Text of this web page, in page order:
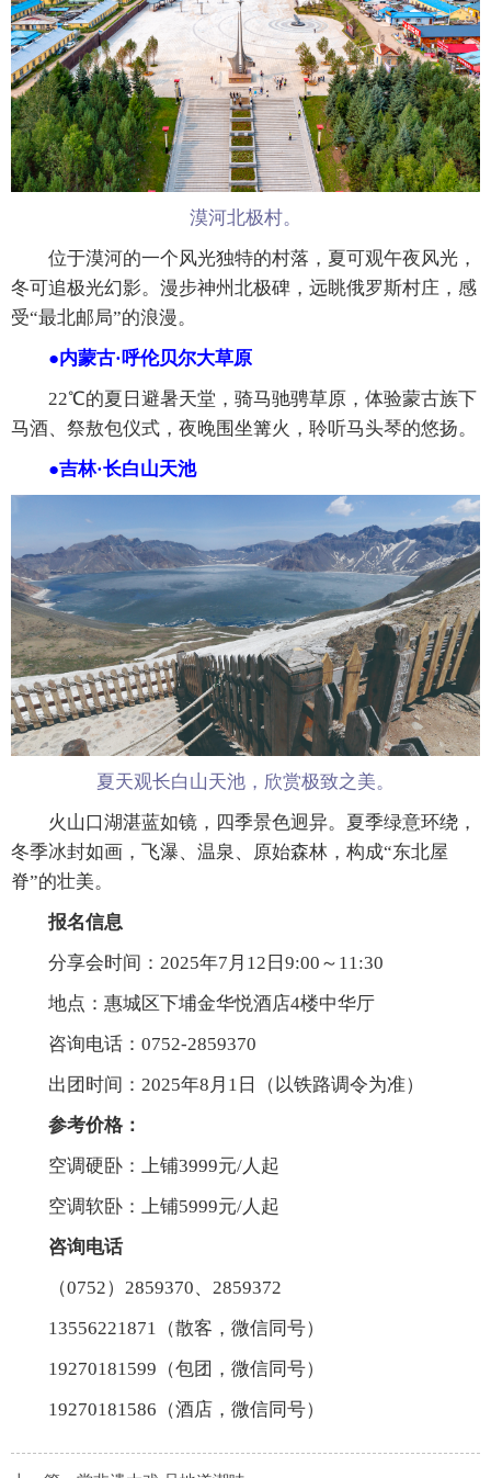
漠河北极村。
位于漠河的一个风光独特的村落，夏可观午夜风光，
冬可追极光幻影。漫步神州北极碑，远眺俄罗斯村庄，感
受“最北邮局”的浪漫。
●内蒙古·呼伦贝尔大草原
22℃的夏日避暑天堂，骑马驰骋草原，体验蒙古族下
马酒、祭敖包仪式，夜晚围坐篝火，聆听马头琴的悠扬。
●吉林·长白山天池
夏天观长白山天池，欣赏极致之美。
火山口湖湛蓝如镜，四季景色迥异。夏季绿意环绕，
冬季冰封如画，飞瀑、温泉、原始森林，构成“东北屋
脊”的壮美。
报名信息
分享会时间：2025年7月12日9:00～11:30
地点：惠城区下埔金华悦酒店4楼中华厅
咨询电话：0752-2859370
出团时间：2025年8月1日（以铁路调令为准）
参考价格：
空调硬卧：上铺3999元/人起
空调软卧：上铺5999元/人起
咨询电话
（0752）2859370、2859372
13556221871（散客，微信同号）
19270181599（包团，微信同号）
19270181586（酒店，微信同号）